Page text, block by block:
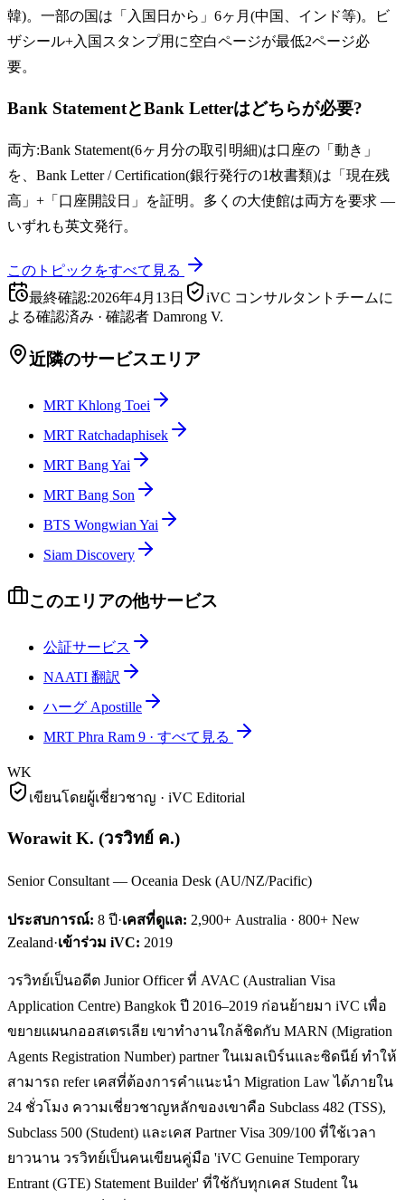
韓)。一部の国は「入国日から」6ヶ月(中国、インド等)。ビ
ザシール+入国スタンプ用に空白ページが最低2ページ必
要。
Bank StatementとBank Letterはどちらが必要?
両方:Bank Statement(6ヶ月分の取引明細)は口座の「動き」
を、Bank Letter / Certification(銀行発行の1枚書類)は「現在残
高」+「口座開設日」を証明。多くの大使館は両方を要求 —
いずれも英文発行。
このトピックをすべて見る
最終確認:2026年4月13日
iVC コンサルタントチームに
よる確認済み · 確認者 Damrong V.
近隣のサービスエリア
MRT Khlong Toei
MRT Ratchadaphisek
MRT Bang Yai
MRT Bang Son
BTS Wongwian Yai
Siam Discovery
このエリアの他サービス
公証サービス
NAATI 翻訳
ハーグ Apostille
MRT Phra Ram 9 · すべて見る
WK
เขียนโดยผู้เชี่ยวชาญ · iVC Editorial
Worawit K. (วรวิทย์ ค.)
Senior Consultant — Oceania Desk (AU/NZ/Pacific)
ประสบการณ์: 8 ปี·เคสที่ดูแล: 2,900+ Australia · 800+ New
Zealand·เข้าร่วม iVC: 2019
วรวิทย์เป็นอดีต Junior Officer ที่ AVAC (Australian Visa
Application Centre) Bangkok ปี 2016–2019 ก่อนย้ายมา iVC เพื่อ
ขยายแผนกออสเตรเลีย เขาทำงานใกล้ชิดกับ MARN (Migration
Agents Registration Number) partner ในเมลเบิร์นและซิดนีย์ ทำให้
สามารถ refer เคสที่ต้องการคำแนะนำ Migration Law ได้ภายใน
24 ชั่วโมง ความเชี่ยวชาญหลักของเขาคือ Subclass 482 (TSS),
Subclass 500 (Student) และเคส Partner Visa 309/100 ที่ใช้เวลา
ยาวนาน วรวิทย์เป็นคนเขียนคู่มือ 'iVC Genuine Temporary
Entrant (GTE) Statement Builder' ที่ใช้กับทุกเคส Student ใน